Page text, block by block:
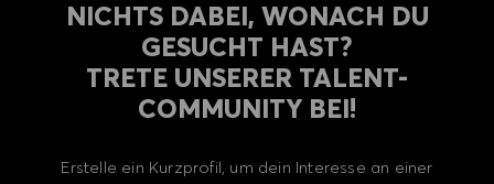
NICHTS DABEI, WONACH DU
GESUCHT HAST?
TRETE UNSERER TALENT-
COMMUNITY BEI!
Erstelle ein Kurzprofil, um dein Interesse an einer